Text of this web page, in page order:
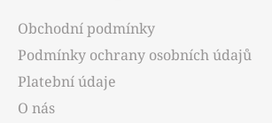
Obchodní podmínky
Podmínky ochrany osobních údajů
Platební údaje
O nás